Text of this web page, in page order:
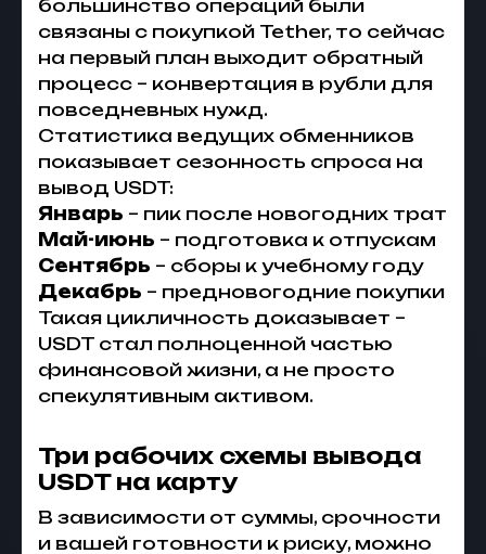
большинство операций были
связаны с покупкой Tether, то сейчас
на первый план выходит обратный
процесс – конвертация в рубли для
повседневных нужд.
Статистика ведущих обменников
показывает сезонность спроса на
вывод USDT:
Январь – пик после новогодних трат
Май-июнь – подготовка к отпускам
Сентябрь – сборы к учебному году
Декабрь – предновогодние покупки
Такая цикличность доказывает –
USDT стал полноценной частью
финансовой жизни, а не просто
спекулятивным активом.
Три рабочих схемы вывода
USDT на карту
В зависимости от суммы, срочности
и вашей готовности к риску, можно